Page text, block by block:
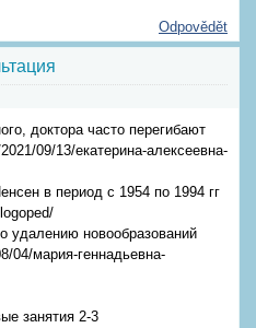
Odpovědět
доктора часто перегибают
09/13/екатерина-алексеевна-
в период с 1954 по 1994 гг
удалению новообразований
04/мария-геннадьевна-
занятия 2-3